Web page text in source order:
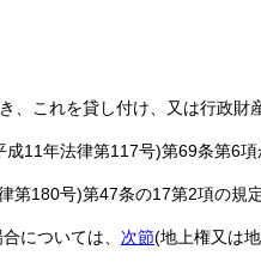
、これを貸し付け、又は行政財
成11年法律第117号)第69条第6項
第180号)第47条の17第2項の規
については、 次節(地上権又は